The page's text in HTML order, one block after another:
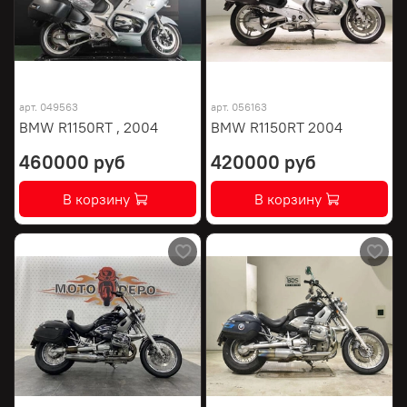
арт. 049563
BMW R1150RT , 2004
460000 руб
В корзину
арт. 056163
BMW R1150RT 2004
420000 руб
В корзину